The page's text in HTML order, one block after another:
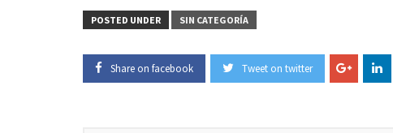
POSTED UNDER SIN CATEGORÍA
Share on facebook Tweet on twitter